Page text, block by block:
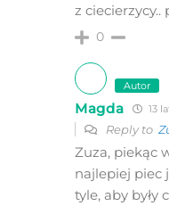
z
0
Autor
Magda 13
Reply to
Zuza, piekąc
najlepiej piec
tyle, aby były